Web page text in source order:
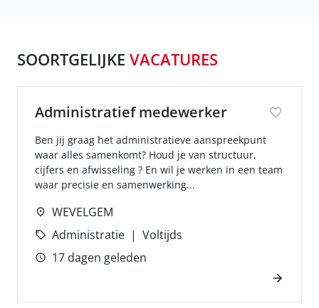
SOORTGELIJKE VACATURES
Administratief medewerker
Ben jij graag het administratieve aanspreekpunt
waar alles samenkomt? Houd je van structuur,
cijfers en afwisseling ? En wil je werken in een team
waar precisie en samenwerking...
WEVELGEM
Administratie
Voltijds
17 dagen geleden